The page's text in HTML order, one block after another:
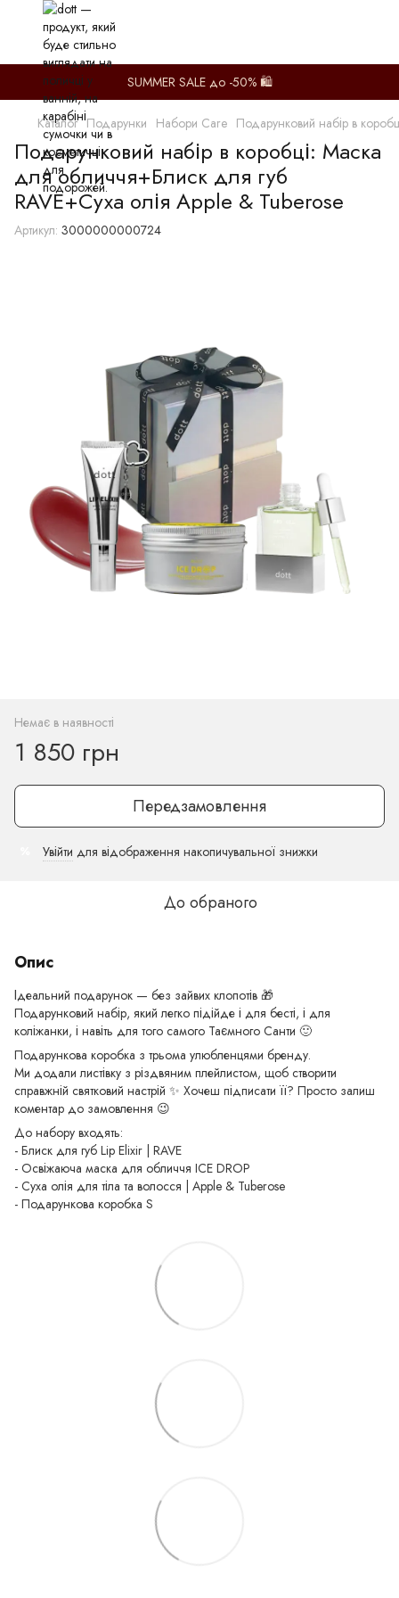
SUMMER SALE до -50% 🛍️
Каталог Подарунки Набори Care Подарунковий набір в
Подарунковий набір в коробці: Маска
для обличчя+Блиск для губ
RAVE+Суха олія Apple & Tuberose
Артикул: 3000000000724
Немає в наявності
1 850 грн
Передзамовлення
Увійти для відображення накопичувальної знижки
До обраного
Опис
Ідеальний подарунок — без зайвих клопотів 🎁
Подарунковий набір, який легко підійде і для бесті, і для
коліжанки, і навіть для того самого Таємного Санти 🙂
Подарункова коробка з трьома улюбленцями бренду.
Ми додали листівку з різдвяним плейлистом, щоб створити
справжній святковий настрій ✨ Хочеш підписати її? Просто залиш
коментар до замовлення 😉
До набору входять:
- Блиск для губ Lip Elixir | RAVE
- Освіжаюча маска для обличчя ICE DROP
- Суха олія для тіла та волосся | Apple & Tuberose
- Подарункова коробка S